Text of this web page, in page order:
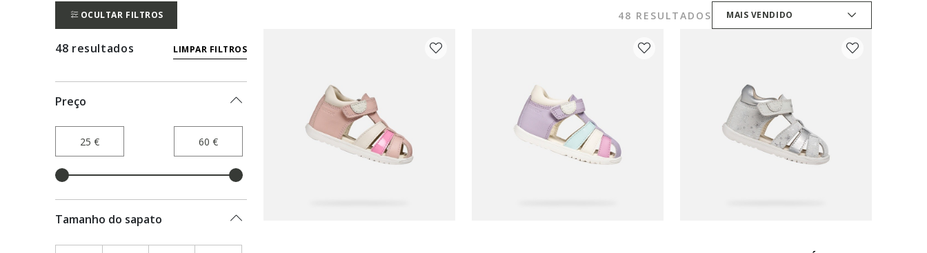
OCULTAR FILTROS 48 RESULTADOS MAIS VENDIDO
48 resultados LIMPAR FILTROS
Preço
Tamanho do sapato